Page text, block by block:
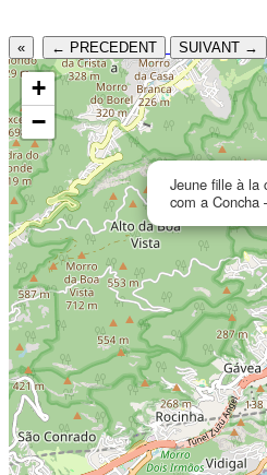
« ← PRECEDENT SUIVANT →
Jeune fille à la
com a Concha
+
−